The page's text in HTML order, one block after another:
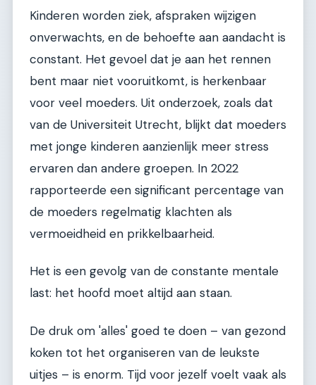
Kinderen worden ziek, afspraken wijzigen
onverwachts, en de behoefte aan aandacht is
constant. Het gevoel dat je aan het rennen
bent maar niet vooruitkomt, is herkenbaar
voor veel moeders. Uit onderzoek, zoals dat
van de Universiteit Utrecht, blijkt dat moeders
met jonge kinderen aanzienlijk meer stress
ervaren dan andere groepen. In 2022
rapporteerde een significant percentage van
de moeders regelmatig klachten als
vermoeidheid en prikkelbaarheid.
Het is een gevolg van de constante mentale
last: het hoofd moet altijd aan staan.
De druk om 'alles' goed te doen – van gezond
koken tot het organiseren van de leukste
uitjes – is enorm. Tijd voor jezelf voelt vaak als